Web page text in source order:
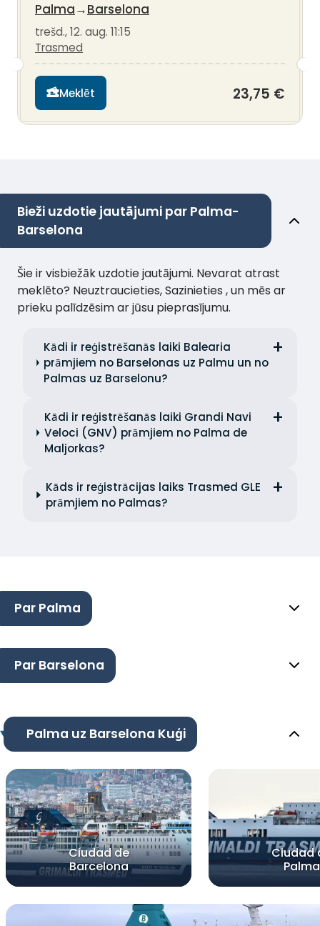
Palma→Barselona
trešd., 12. aug. 11:15
Trasmed
Meklēt 23,75 €
Bieži uzdotie jautājumi par Palma-
Barselona
Šie ir visbiežāk uzdotie jautājumi. Nevarat atrast
meklēto? Neuztraucieties, Sazinieties , un mēs ar
prieku palīdzēsim ar jūsu pieprasījumu.
Kādi ir reģistrēšanās laiki Balearia
prāmjiem no Barselonas uz Palmu un no
Palmas uz Barselonu?
Kādi ir reģistrēšanās laiki Grandi Navi
Veloci (GNV) prāmjiem no Palma de
Maljorkas?
Kāds ir reģistrācijas laiks Trasmed GLE
prāmjiem no Palmas?
Par Palma
Par Barselona
Palma uz Barselona Kuģi
Ciudad de
Barcelona
Ciudad
Palma